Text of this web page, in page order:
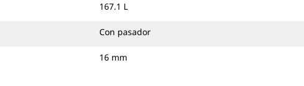
167.1 L
Con pasador
16 mm